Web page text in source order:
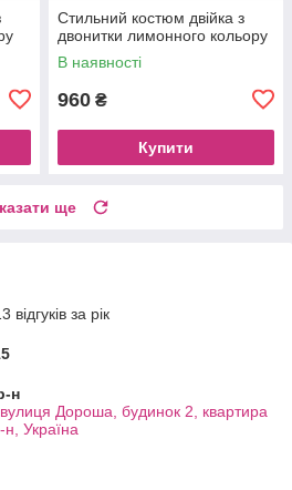
Стильний костюм двійка з
двонитки лимонного кольору
В наявності
960 ₴
Купити
ще
за рік
н
Дороша, будинок 2, квартира
Україна